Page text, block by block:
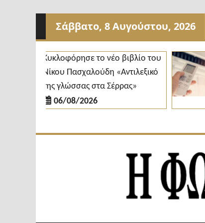
Προχωρήστε
Σάββατο, 8 Αυγούστου, 2026
Κυκλοφόρησε το νέο βιβλίο του
Νίκου Πασχαλούδη «Αντιλεξικό
της γλώσσας στα Σέρρας»
06/08/2026